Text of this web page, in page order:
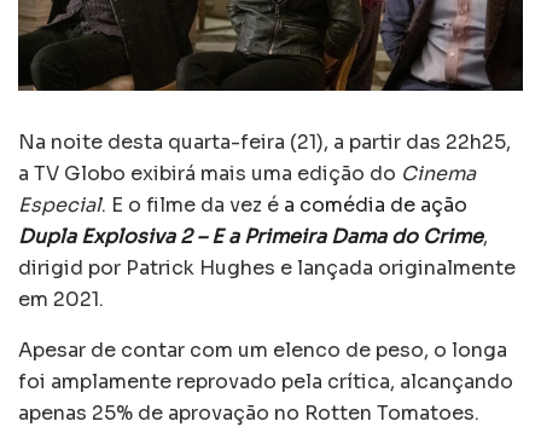
Na noite desta quarta-feira (21), a partir das 22h25,
a TV Globo exibirá mais uma edição do Cinema
Especial. E o filme da vez é a comédia de ação
Dupla Explosiva 2 – E a Primeira Dama do Crime,
dirigid por Patrick Hughes e lançada originalmente
em 2021.
Apesar de contar com um elenco de peso, o longa
foi amplamente reprovado pela crítica, alcançando
apenas 25% de aprovação no Rotten Tomatoes.